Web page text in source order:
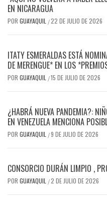
EN NICARAGUA
POR GUAYAQUIL /22 DE JULIO DE 2026
ITATY ESMERALDAS ESTÁ
DE MERENGUE* EN LOS
POR GUAYAQUIL /15 DE JULIO DE 2026
¿HABRÁ NUEVA PANDEMIA?:
EN VENEZUELA MENCIONA
POR GUAYAQUIL /9 DE JULIO DE 2026
CONSORCIO DURÁN LIMPIO ,
POR GUAYAQUIL /2 DE JULIO DE 2026